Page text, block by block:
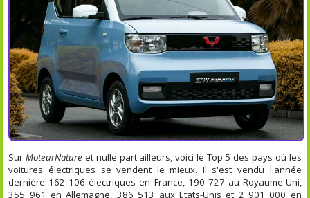
SurMoteurNature et nulle part ailleurs, voici le Top 5 des pays où les
voitures électriques se vendent le mieux. Il s'est vendu l'année
dernière 162 106 électriques en France, 190 727 au Royaume-Uni,
355 961 en Allemagne, 386 513 aux Etats-Unis et 2 901 000 en